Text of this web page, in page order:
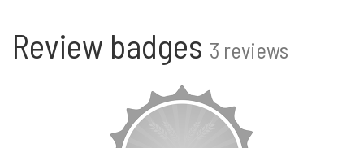
Review badges 3 reviews